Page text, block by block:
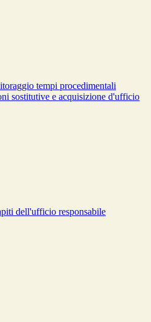
tempi procedimentali
sostitutive e acquisizione d'ufficio
dell'ufficio responsabile